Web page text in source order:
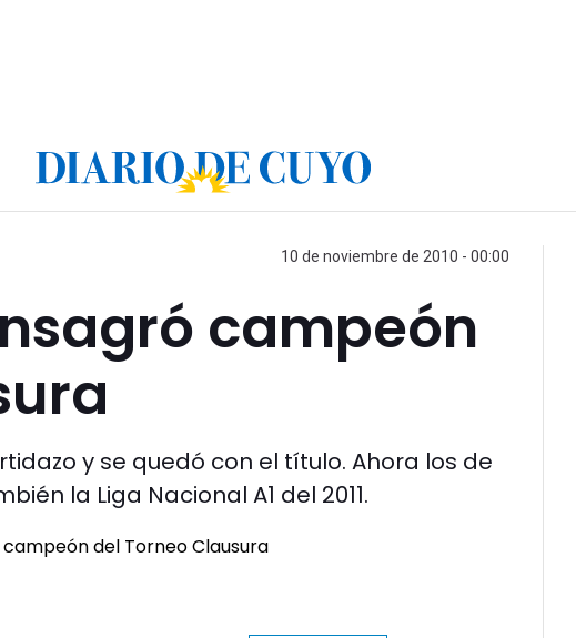
10 de noviembre de 2010 - 00:00
campeón
y se quedó con el título. Ahora los de
la Liga Nacional A1 del 2011.